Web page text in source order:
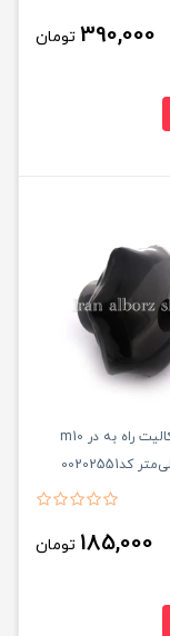
390,000 تومان
گل مهره باکالیت راه به در m10
185,000 تومان